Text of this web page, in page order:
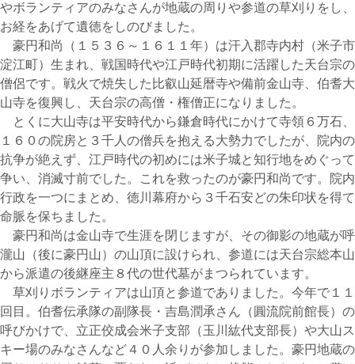
やボランティアのみなさんが地蔵の周りや参道の草刈りをし、
お経をあげて遺徳をしのびました。
豪円和尚（１５３６～１６１１年）は汗入郡寺内村（米子市
淀江町）生まれ、戦国時代や江戸時代初期に活躍した天台宗の
僧侶です。戦火で焼失した比叡山延暦寺や備前金山寺、伯耆大
山寺を復興し、天台宗の高僧・権僧正になりました。
とくに大山寺は平安時代から鎌倉時代にかけて寺領６万石、
１６０の院房と３千人の僧兵を抱える大勢力でしたが、院内の
抗争が絶えず、江戸時代の初めには米子城と知行地をめぐって
争い、消滅寸前でした。これを救ったのが豪円和尚です。院内
行政を一つにまとめ、徳川幕府から３千石安どの朱印状を得て
命脈を保ちました。
豪円和尚は金山寺で生涯を閉じますが、その御影の地蔵が呼
瀧山（後に豪円山）の山頂に設けられ、参道には天台宗総本山
から派遣の後継座主８代の世代墓がまつられています。
草刈りボランティアは山頂と参道でありました。今年で１１
回目。伯耆伝承隊の副隊長・吉島潤承さん（圓流院前館長）の
呼びかけで、立正佼成会米子支部（玉川紘代支部長）や大山ス
キー場のみなさんなど４０人余りが参加しました。豪円地蔵の